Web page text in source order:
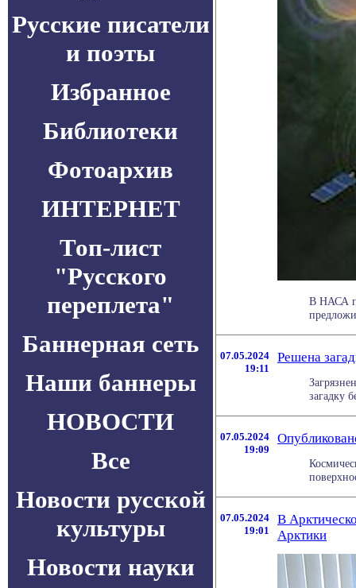
Русские писатели
и поэты
Избранное
Библиотеки
Фотоархив
ИНТЕРНЕТ
Топ-лист
"Русского
переплета"
Баннерная сеть
Наши баннеры
НОВОСТИ
Все
Новости русской
культуры
Новости науки
В НАСА
07.05.2024
19:11
Решена
загадку
07.05.2024
19:09
07.05.2024
19:01
В
Арктики